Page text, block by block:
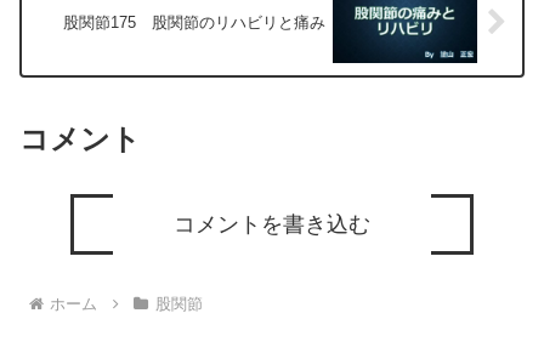
股関節175 股関節のリハビリと痛み
コメント
コメントを書き込む
ホーム 股関節